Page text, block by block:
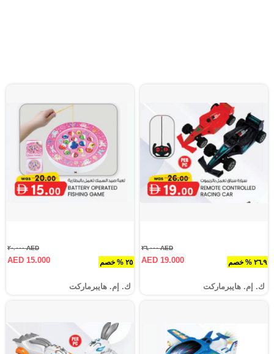
٢٦.٩ % خصم
AED ٢٦.٠٠٠
AED 19.000
ك. إم. هايبرماركت
٢٥ % خصم
AED ٢٠.٠٠٠
AED 15.000
ك. إم. هايبرماركت